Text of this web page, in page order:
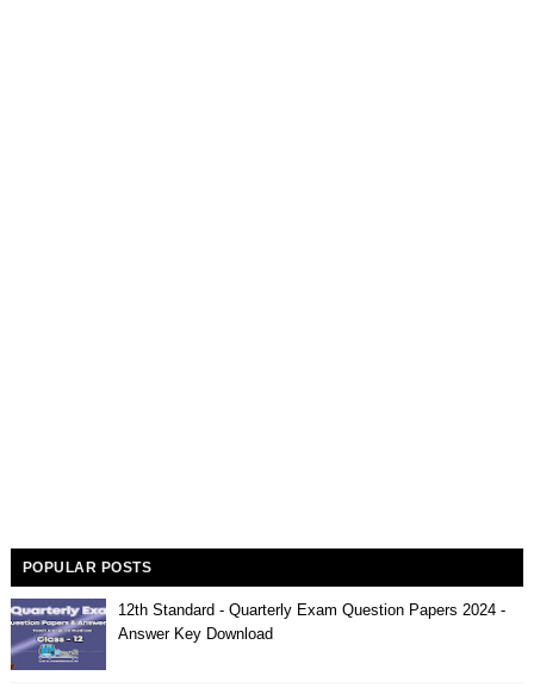
POPULAR POSTS
12th Standard - Quarterly Exam Question Papers 2024 -
Answer Key Download